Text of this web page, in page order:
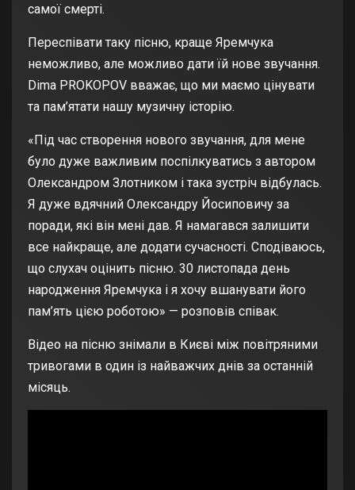
самої смерті.
Переспівати таку пісню, краще Яремчука
неможливо, але можливо дати їй нове звучання.
Dima PROKOPOV вважає, що ми маємо цінувати
та пам’ятати нашу музичну історію.
«Під час створення нового звучання, для мене
було дуже важливим поспілкуватись з автором
Олександром Злотником і така зустріч відбулась.
Я дуже вдячний Олександру Йосиповичу за
поради, які він мені дав. Я намагався залишити
все найкраще, але додати сучасності. Сподіваюсь,
що слухач оцінить пісню. 30 листопада день
народження Яремчука і я хочу вшанувати його
пам’ять цією роботою» — розповів співак.
Відео на пісню знімали в Києві між повітряними
тривогами в один із найважчих днів за останній
місяць.